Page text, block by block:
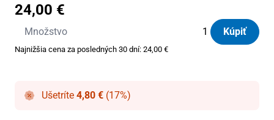
24,00 €
Množstvo
množstvo
Autorohože
zvýšeným
okrajom
Kúpiť
Najnižšia cena za posledných 30 dní: 24,00 €
Ušetríte 4,80 € (17%)